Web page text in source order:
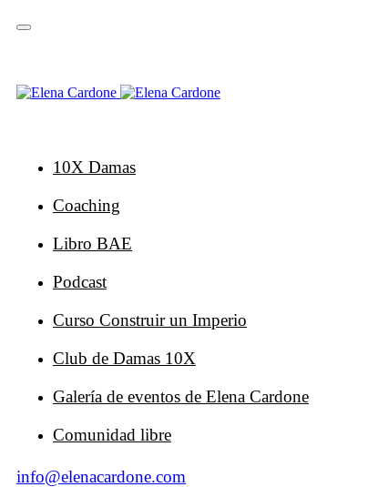
Saltar
Saltar
principal
10X Damas
Coaching
Libro BAE
Podcast
Curso Construir un Imperio
Club de Damas 10X
Galería de eventos de Elena Cardone
Comunidad libre
info@elenacardone.com